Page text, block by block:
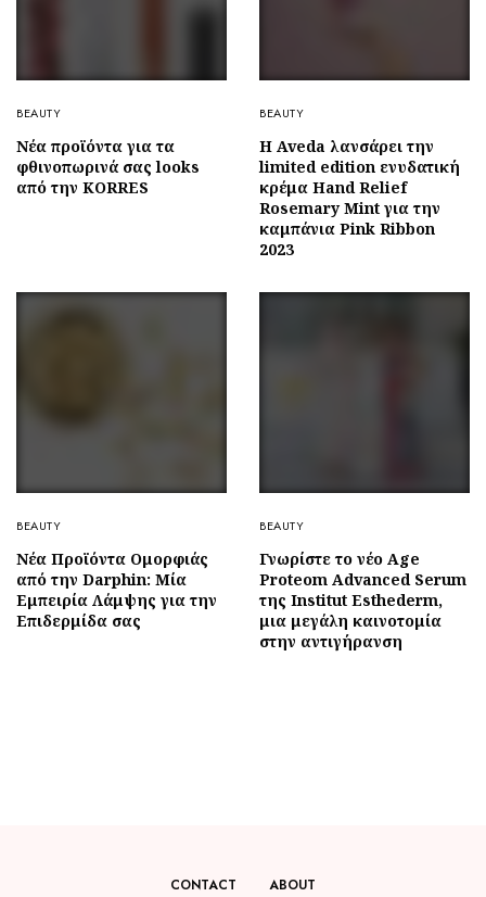
BEAUTY
Νέα προϊόντα για τα
φθινοπωρινά σας looks
από την KORRES
BEAUTY
Η Aveda λανσάρει την
limited edition ενυδατική
κρέμα Hand Relief
Rosemary Mint για την
καμπάνια Pink Ribbon
2023
BEAUTY
Νέα Προϊόντα Ομορφιάς
από την Darphin: Μία
Εμπειρία Λάμψης για την
Επιδερμίδα σας
BEAUTY
Γνωρίστε το νέο Age
Proteom Advanced Serum
της Institut Esthederm,
μια μεγάλη καινοτομία
στην αντιγήρανση
CONTACT ABOUT